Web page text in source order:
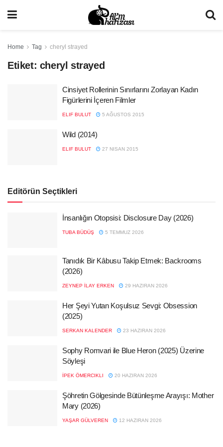
Home Tag cheryl strayed
Etiket: cheryl strayed
Cinsiyet Rollerinin Sınırlarını Zorlayan Kadın
Figürlerini İçeren Filmler
ELIF BULUT 5 AĞUSTOS 2015
Wild (2014)
ELIF BULUT 27 NISAN 2015
Editörün Seçtikleri
İnsanlığın Otopsisi: Disclosure Day (2026)
TUBA BÜDÜŞ 5 TEMMUZ 2026
Tanıdık Bir Kâbusu Takip Etmek: Backrooms
(2026)
ZEYNEP İLAY ERKEN 29 HAZIRAN 2026
Her Şeyi Yutan Koşulsuz Sevgi: Obsession
(2025)
SERKAN KALENDER 23 HAZIRAN 2026
Sophy Romvari ile Blue Heron (2025) Üzerine
Söyleşi
İPEK ÖMERCIKLI 20 HAZIRAN 2026
Şöhretin Gölgesinde Bütünleşme Arayışı: Mother
Mary (2026)
YAŞAR GÜLVEREN 12 HAZIRAN 2026